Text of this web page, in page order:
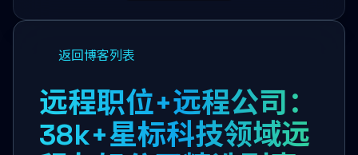
返回博客列表
远程职位+远程公司：
38k+星标科技领域远